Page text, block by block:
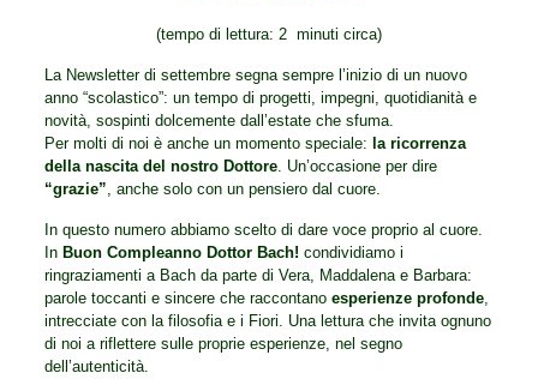
(tempo di lettura: 2 minuti circa)
La Newsletter di settembre segna sempre l’inizio di un nuovo
anno “scolastico”: un tempo di progetti, impegni, quotidianità e
novità, sospinti dolcemente dall’estate che sfuma.
Per molti di noi è anche un momento speciale: la ricorrenza
della nascita del nostro Dottore. Un’occasione per dire
“grazie” , anche solo con un pensiero dal cuore.
In questo numero abbiamo scelto di dare voce proprio al cuore.
In Buon Compleanno Dottor Bach! condividiamo i
ringraziamenti a Bach da parte di Vera, Maddalena e Barbara:
parole toccanti e sincere che raccontano esperienze profonde,
intrecciate con la filosofia e i Fiori. Una lettura che invita ognuno
di noi a riflettere sulle proprie esperienze, nel segno
dell’autenticità.